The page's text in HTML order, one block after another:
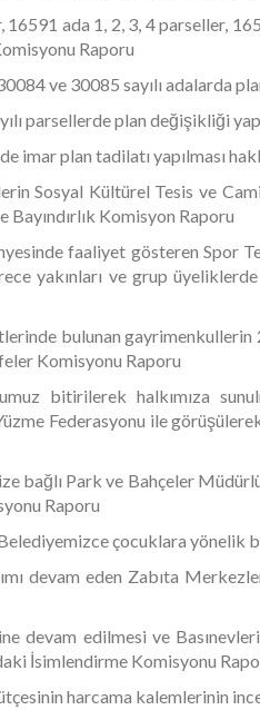
ada 1, 2, 3, 4 parseller,
Raporu
ve 30085 sayılı adalarda
parsellerde plan değişikliği
imar plan tadilatı yapılması
Sosyal Kültürel Tesis ve
Bayındırlık Komisyon Raporu
faaliyet gösteren Spor
yakınları ve grup
bulunan gayrimenkullerin
Komisyonu Raporu
bitirilerek halkımıza
Federasyonu ile
bağlı Park ve Bahçeler
Raporu
çocuklara
devam eden Zabıta
devam edilmesi ve
İsimlendirme Komisyonu
harcama kalemlerinin